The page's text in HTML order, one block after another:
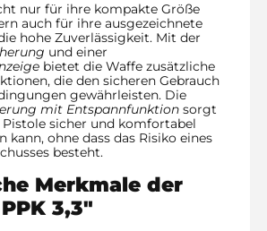
nur für ihre kompakte Größe
auch für ihre ausgezeichnete
hohe Zuverlässigkeit. Mit der
und einer
bietet die Waffe zusätzliche
die den sicheren Gebrauch
gewährleisten. Die
mit Entspannfunktionsorgt
Pistole sicher und komfortabel
kann, ohne dass das Risiko eines
besteht.
Merkmale der
3,3″